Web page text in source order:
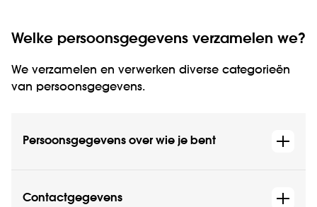
Welke persoonsgegevens verzamelen we?
We verzamelen en verwerken diverse categorieën
van persoonsgegevens.
Persoonsgegevens over wie je bent
Contactgegevens